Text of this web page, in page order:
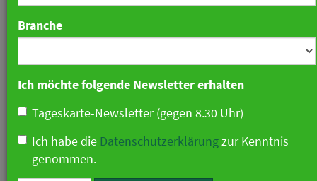
Branche
Ich möchte folgende Newsletter erhalten
Tageskarte-Newsletter (gegen 8.30 Uhr)
Ich habe die Datenschutzerklärungzur Kenntnis
genommen.